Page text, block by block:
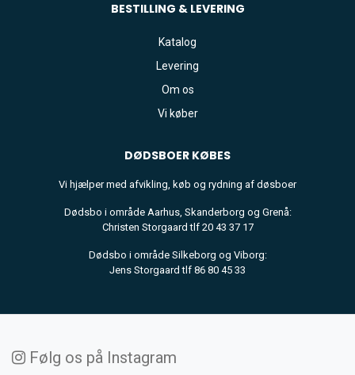
BESTILLING & LEVERING
Katalog
Levering
Om os
Vi køber
DØDSBOER KØBES
Vi hjælper med afvikling, køb og rydning af døsboer
Dødsbo i område Aarhus, Skanderborg og Grenå:
Christen Storgaard tlf 20 43 37 17
Dødsbo i område Silkeborg og Viborg:
Jens Storgaard tlf 86 80 45 33
Følg os på Instagram